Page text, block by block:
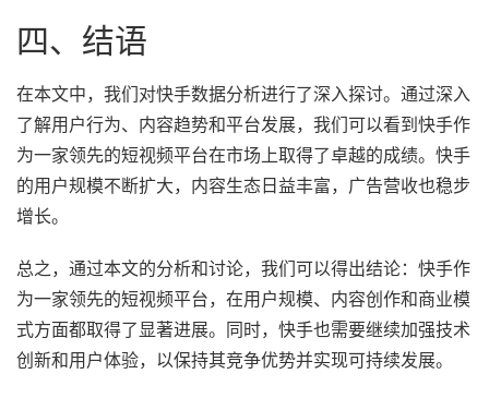
四、结语
在本文中，我们对快手数据分析进行了深入探讨。通过深入
了解用户行为、内容趋势和平台发展，我们可以看到快手作
为一家领先的短视频平台在市场上取得了卓越的成绩。快手
的用户规模不断扩大，内容生态日益丰富，广告营收也稳步
增长。
总之，通过本文的分析和讨论，我们可以得出结论：快手作
为一家领先的短视频平台，在用户规模、内容创作和商业模
式方面都取得了显著进展。同时，快手也需要继续加强技术
创新和用户体验，以保持其竞争优势并实现可持续发展。